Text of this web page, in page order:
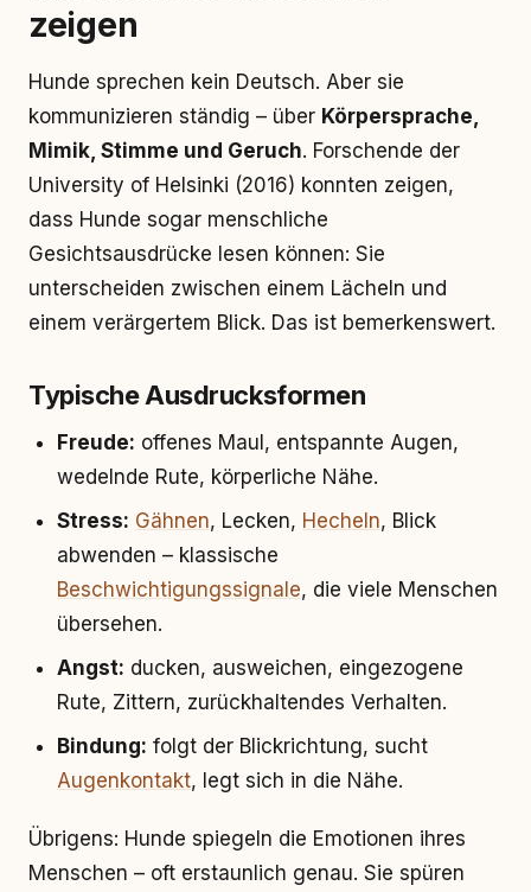
zeigen
Hunde sprechen kein Deutsch. Aber sie
kommunizieren ständig – über Körpersprache,
Mimik, Stimme und Geruch. Forschende der
University of Helsinki (2016) konnten zeigen,
dass Hunde sogar menschliche
Gesichtsausdrücke lesen können: Sie
unterscheiden zwischen einem Lächeln und
einem verärgertem Blick. Das ist bemerkenswert.
Typische Ausdrucksformen
Freude: offenes Maul, entspannte Augen,
wedelnde Rute, körperliche Nähe.
Stress: Gähnen, Lecken, Hecheln, Blick
abwenden – klassische
Beschwichtigungssignale, die viele Menschen
übersehen.
Angst: ducken, ausweichen, eingezogene
Rute, Zittern, zurückhaltendes Verhalten.
Bindung: folgt der Blickrichtung, sucht
Augenkontakt, legt sich in die Nähe.
Übrigens: Hunde spiegeln die Emotionen ihres
Menschen – oft erstaunlich genau. Sie spüren